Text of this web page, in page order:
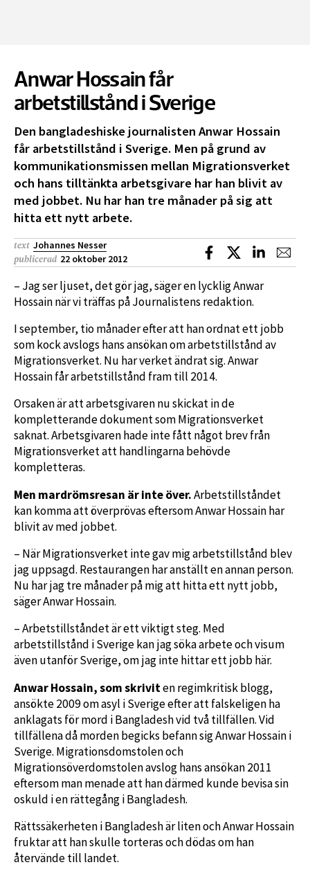
Anwar Hossain får
arbetstillstånd i Sverige
Den bangladeshiske journalisten Anwar Hossain
får arbetstillstånd i Sverige. Men på grund av
kommunikationsmissen mellan Migrationsverket
och hans tilltänkta arbetsgivare har han blivit av
med jobbet. Nu har han tre månader på sig att
hitta ett nytt arbete.
text Johannes Nesser
publicerad 22 oktober 2012
Dela på Facebook
Dela på XDela på
– Jag ser ljuset, det gör jag, säger en lycklig Anwar
Hossain när vi träffas på Journalistens redaktion.
I september, tio månader efter att han ordnat ett jobb
som kock avslogs hans ansökan om arbetstillstånd av
Migrationsverket. Nu har verket ändrat sig. Anwar
Hossain får arbetstillstånd fram till 2014.
Orsaken är att arbetsgivaren nu skickat in de
kompletterande dokument som Migrationsverket
saknat. Arbetsgivaren hade inte fått något brev från
Migrationsverket att handlingarna behövde
kompletteras.
Men mardrömsresan är inte över.Arbetstillståndet
kan komma att överprövas eftersom Anwar Hossain har
blivit av med jobbet.
– När Migrationsverket inte gav mig arbetstillstånd blev
jag uppsagd. Restaurangen har anställt en annan person.
Nu har jag tre månader på mig att hitta ett nytt jobb,
säger Anwar Hossain.
– Arbetstillståndet är ett viktigt steg. Med
arbetstillstånd i Sverige kan jag söka arbete och visum
även utanför Sverige, om jag inte hittar ett jobb här.
Anwar Hossain, som skriviten regimkritisk blogg,
ansökte 2009 om asyl i Sverige efter att falskeligen ha
anklagats för mord i Bangladesh vid två tillfällen. Vid
tillfällena då morden begicks befann sig Anwar Hossain i
Sverige. Migrationsdomstolen och
Migrationsöverdomstolen avslog hans ansökan 2011
eftersom man menade att han därmed kunde bevisa sin
oskuld i en rättegång i Bangladesh.
Rättssäkerheten i Bangladesh är liten och Anwar Hossain
fruktar att han skulle torteras och dödas om han
återvände till landet.